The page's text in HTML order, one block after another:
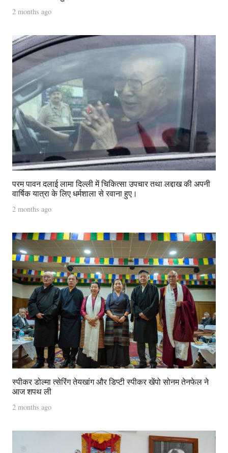
2 months ago
परम पावन दलाई लामा दिल्ली में चिकित्सा उपचार तथा लद्दाख की अपनी
वार्षिक यात्रा के लिए धर्मशाला से रवाना हुए।
2 months ago
स्पीकर डोल्मा त्सेरिंग तेयखांग और डिप्टी स्पीकर खेंपो सोनम तेनफेल ने
आज शपथ ली
2 months ago